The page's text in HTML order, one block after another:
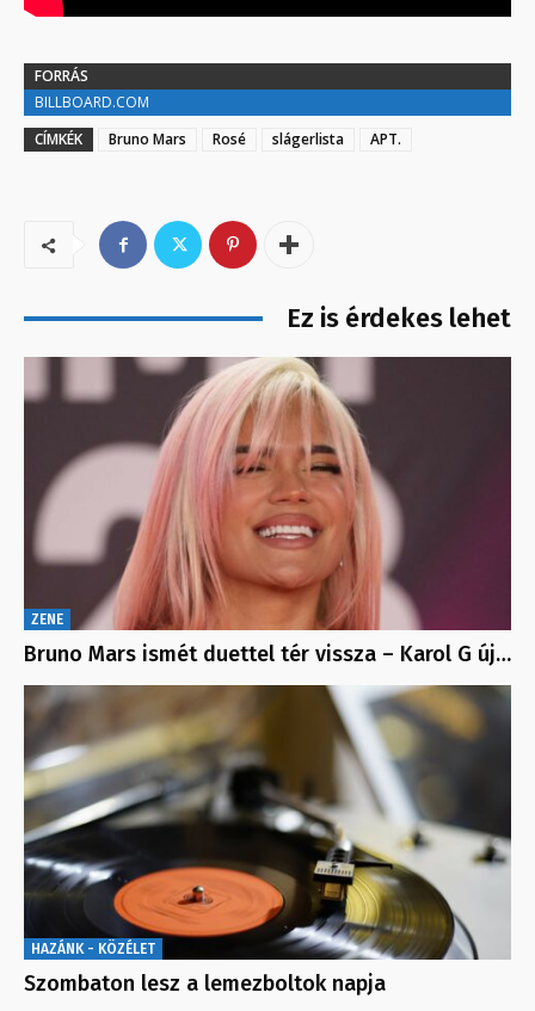
FORRÁS
BILLBOARD.COM
CÍMKÉK
Bruno Mars Rosé slágerlista APT.
Ez is érdekes lehet
ZENE
Bruno Mars ismét duettel tér vissza – Karol G új…
HAZÁNK - KÖZÉLET
Szombaton lesz a lemezboltok napja